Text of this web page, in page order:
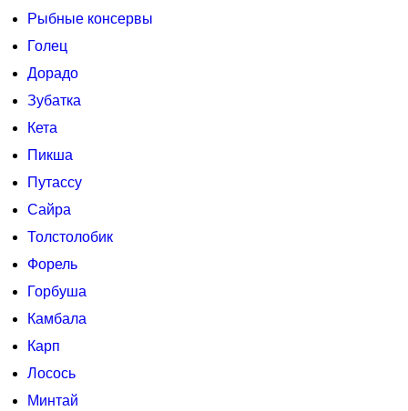
Рыбные консервы
Голец
Дорадо
Зубатка
Кета
Пикша
Путассу
Сайра
Толстолобик
Форель
Горбуша
Камбала
Карп
Лосось
Минтай